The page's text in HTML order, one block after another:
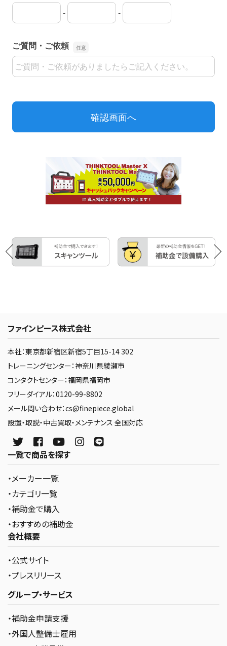
ファインピース株式会社
本社：東京都新宿区新宿5丁目15-14 302
トレーニングセンター：神奈川県綾瀬市
コンタクトセンター：福岡県福岡市
フリーダイアル：0120-99-8802
メール問い合わせ：cs@finepiece.global
設置・取説・中古買取・メンテナンス 全国対応
一覧で商品を探す
・メーカー一覧
・カテゴリ一覧
・補助金で購入
・おすすめの補助金
会社概要
・公式サイト
・プレスリリース
グループ・サービス
・補助金申請支援
・外国人整備士雇用